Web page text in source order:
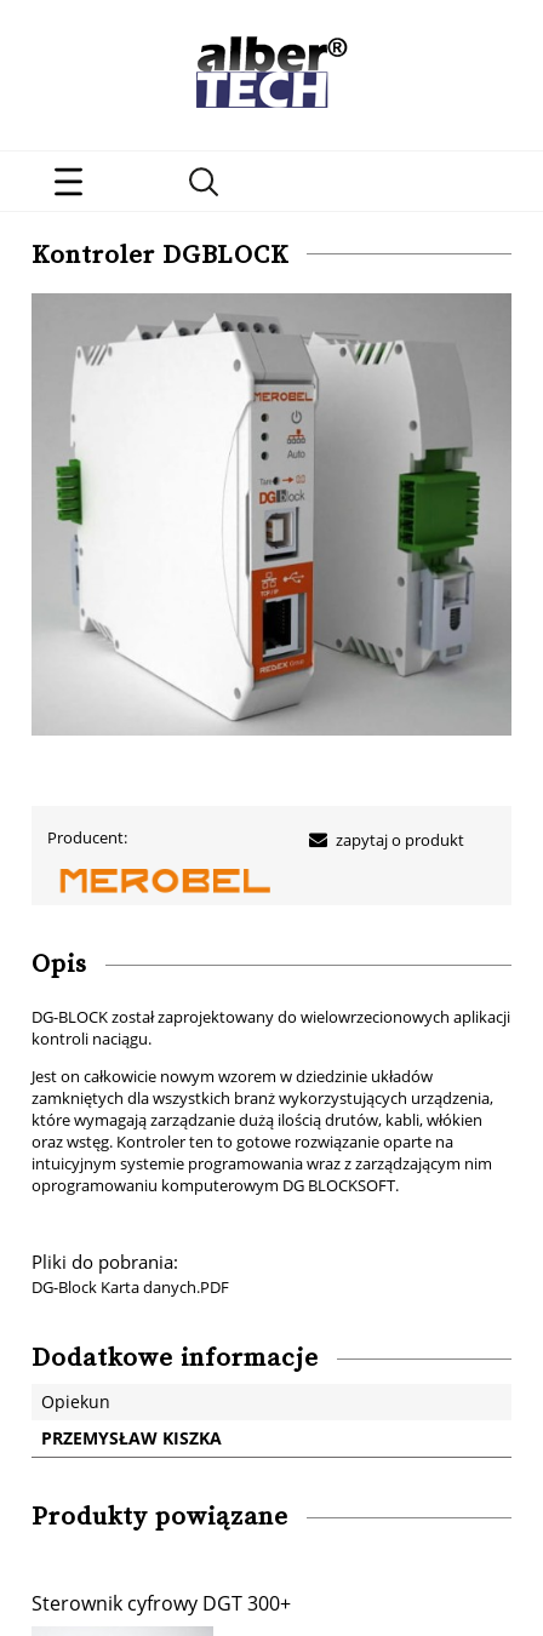
Kontroler DGBLOCK
Producent: zapytaj o produkt
Opis
DG-BLOCK został zaprojektowany do wielowrzecionowych aplikacji
kontroli naciągu.
Jest on całkowicie nowym wzorem w dziedzinie układów
zamkniętych dla wszystkich branż wykorzystujących urządzenia,
które wymagają zarządzanie dużą ilością drutów, kabli, włókien
oraz wstęg. Kontroler ten to gotowe rozwiązanie oparte na
intuicyjnym systemie programowania wraz z zarządzającym nim
oprogramowaniu komputerowym DG BLOCKSOFT.
Pliki do pobrania:
DG-Block Karta danych.PDF
Dodatkowe informacje
Opiekun
PRZEMYSŁAW KISZKA
Produkty powiązane
Sterownik cyfrowy DGT 300+